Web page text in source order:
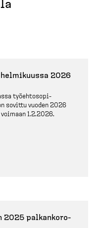
helmikuussa 2026
työehto­so­pi­
sovittu vuoden 2026
1.2.2026.
2025 palkan­ko­ro­